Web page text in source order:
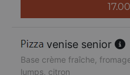
17.00
venise senior
Base crème fraîche,
lumps, citron